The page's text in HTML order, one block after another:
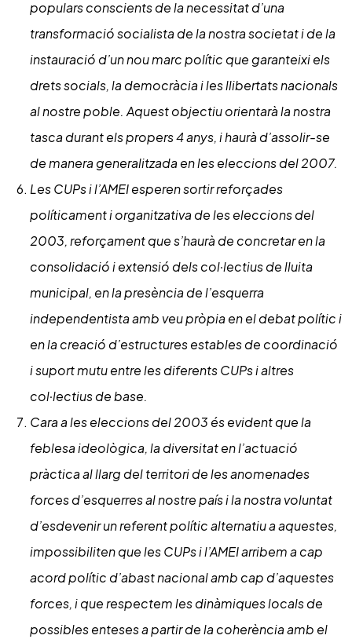
populars conscients de la necessitat d’una
transformació socialista de la nostra societat i de la
instauració d’un nou marc polític que garanteixi els
drets socials, la democràcia i les llibertats nacionals
al nostre poble. Aquest objectiu orientarà la nostra
tasca durant els propers 4 anys, i haurà d’assolir-se
de manera generalitzada en les eleccions del 2007.
Les CUPs i l’AMEI esperen sortir reforçades
políticament i organitzativa de les eleccions del
2003, reforçament que s’haurà de concretar en la
consolidació i extensió dels col·lectius de lluita
municipal, en la presència de l’esquerra
independentista amb veu pròpia en el debat polític i
en la creació d’estructures estables de coordinació
i suport mutu entre les diferents CUPs i altres
col·lectius de base.
Cara a les eleccions del 2003 és evident que la
feblesa ideològica, la diversitat en l’actuació
pràctica al llarg del territori de les anomenades
forces d’esquerres al nostre país i la nostra voluntat
d’esdevenir un referent polític alternatiu a aquestes,
impossibiliten que les CUPs i l’AMEI arribem a cap
acord polític d’abast nacional amb cap d’aquestes
forces, i que respectem les dinàmiques locals de
possibles enteses a partir de la coherència amb el